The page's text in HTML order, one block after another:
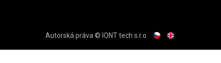
Autorská práva © IONT tech s.r.o.